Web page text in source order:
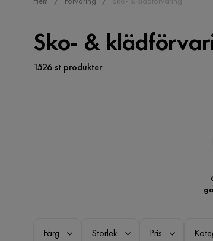
Sko- &
1526 st produkter
Färg Storlek Pris